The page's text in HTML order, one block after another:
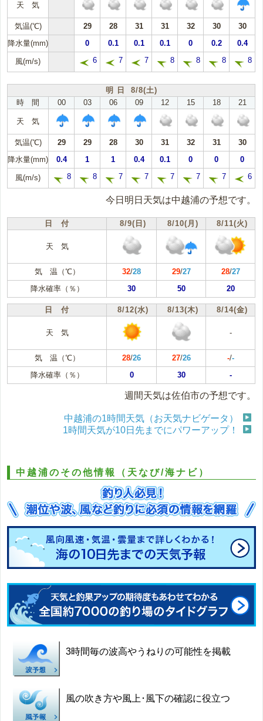
天 気
気温(℃) 29 28 31 31 32 30
30
降水量(mm)
0 0.1 0.1 0.1 0 0.2 0.4
風(m/s) 6 7 7 8 8 8 8
明 日 8/8(土)
時 間
00 03 06 09 12 15 18 21
天 気
気温(℃) 29 29 28 30 31 32 31
30
降水量(mm)
0.4 1 1 0.4 0.1 0 0 0
風(m/s) 8 8 7 7 7 7 7 6
今日明日天気は中越浦の予想です。
日 付 8/9(日) 8/10(月) 8/11(火)
天 気
気 温（℃） 32/28 29/27 28/27
降水確率（％）
30 50 20
日 付 8/12(水) 8/13(木) 8/14(金)
天 気 -
気 温（℃） 28/26 27/26 -/-
降水確率（％）
0 30 -
週間天気は佐伯市の予想です。
中越浦の1時間天気（お天気ナビゲータ）
1時間天気が10日先までにパワーアップ！
中越浦のその他情報（天なび/海ナビ）
3時間毎の波高やうねりの可能性を掲載
風の吹き方や風上･風下の確認に役立つ